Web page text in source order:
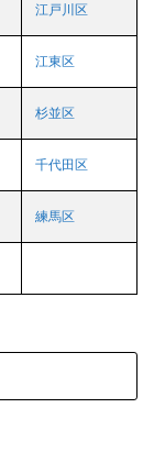
江戸川区
江東区
杉並区
千代田区
練馬区